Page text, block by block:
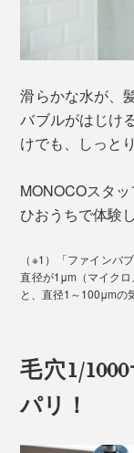
滑らかな水が、
バブルがはじけ
けでも、しっと
MONOCOスタ
ひおうちで体験
（※1）「ファインバ
直径が1μm（マイクロ
と、直径1～100μmの
毛穴1/
パリ！